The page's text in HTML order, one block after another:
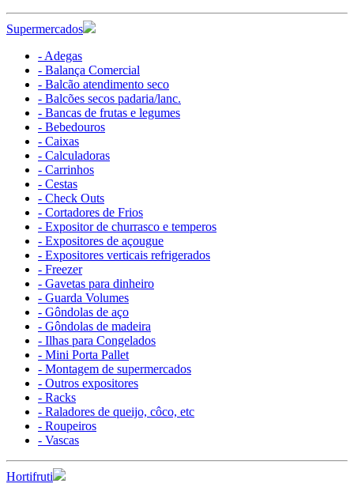
Supermercados
- Adegas
- Balança Comercial
- Balcão atendimento seco
- Balcões secos padaria/lanc.
- Bancas de frutas e legumes
- Bebedouros
- Caixas
- Calculadoras
- Carrinhos
- Cestas
- Check Outs
- Cortadores de Frios
- Expositor de churrasco e temperos
- Expositores de açougue
- Expositores verticais refrigerados
- Freezer
- Gavetas para dinheiro
- Guarda Volumes
- Gôndolas de aço
- Gôndolas de madeira
- Ilhas para Congelados
- Mini Porta Pallet
- Montagem de supermercados
- Outros expositores
- Racks
- Raladores de queijo, côco, etc
- Roupeiros
- Vascas
Hortifruti